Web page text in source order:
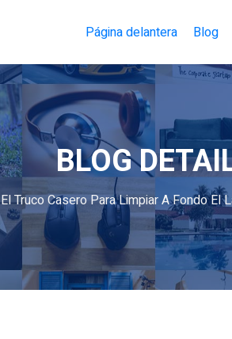
Página delantera Blog
BLOG
El Truco Casero Para Limpiar A Fondo El